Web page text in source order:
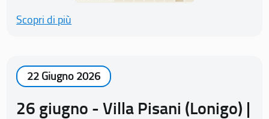
Scopri di più
22 Giugno 2026
26 giugno - Villa Pisani (Lonigo) |